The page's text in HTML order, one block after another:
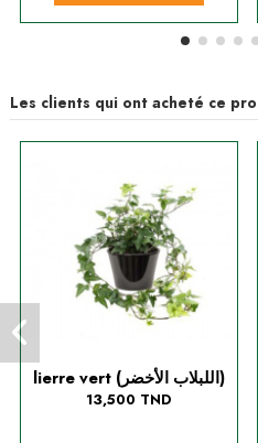
Les clients qui ont acheté ce
lierre vert (اللبلاب الأخضر)
13,500 TND